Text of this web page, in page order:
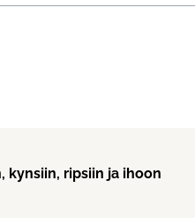
kynsiin, ripsiin ja ihoon